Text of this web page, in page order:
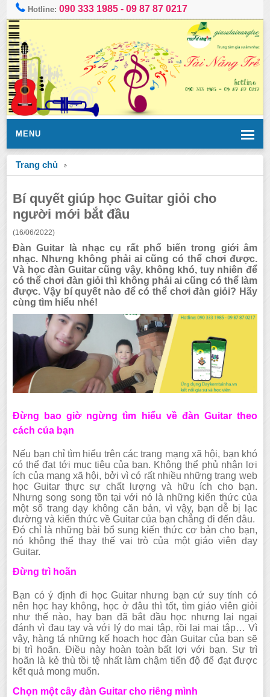
Hotline:090 333 1985 -09 87 87 0217
MENU
Trang chủ
Bí quyết giúp học Guitar giỏi cho
người mới bắt đầu
(16/06/2022)
Đàn Guitar là nhạc cụ rất phổ biến trong giới âm
nhạc. Nhưng không phải ai cũng có thể chơi được.
Và học đàn Guitar cũng vậy, không khó, tuy nhiên để
có thể chơi đàn giỏi thì không phải ai cũng có thể làm
được. Vậy bí quyết nào để có thể chơi đàn giỏi? Hãy
cùng tìm hiểu nhé!
Đừng bao giờ ngừng tìm hiểu về đàn Guitar theo
cách của bạn
Nếu bạn chỉ tìm hiểu trên các trang mạng xã hội, bạn khó
có thể đạt tới mục tiêu của bạn. Không thể phủ nhận lợi
ích của mạng xã hội, bởi vì có rất nhiều những trang web
học Guitar thực sự chất lượng và hữu ích cho bạn.
Nhưng song song tồn tại với nó là những kiến thức của
một số trang dạy không căn bản, vì vậy, bạn dễ bị lạc
đường và kiến thức về Guitar của bạn chẳng đi đến đâu.
Đó chỉ là những bài bổ sung kiến thức cơ bản cho bạn,
nó không thể thay thế vai trò của một giáo viên dạy
Guitar.
Đừng trì hoãn
Bạn có ý định đi học Guitar nhưng bạn cứ suy tính có
nên học hay không, học ở đâu thì tốt, tìm giáo viên giỏi
như thế nào, hay bạn đã bắt đầu học nhưng lại ngại
đánh vì đau tay và với lý do mai tập, rồi lại mai tập… Vì
vậy, hàng tá những kế hoạch học đàn Guitar của bạn sẽ
bị trì hoãn. Điều này hoàn toàn bất lợi với bạn. Sự trì
hoãn là kẻ thù tồi tệ nhất làm chậm tiến độ để đạt được
kết quả mong muốn.
Chọn một cây đàn Guitar cho riêng mình